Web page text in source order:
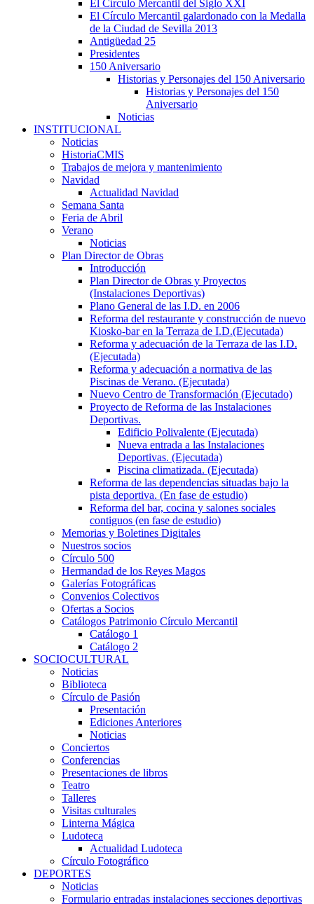
El Círculo Mercantil del Siglo XXI
El Círculo Mercantil galardonado con la Medalla
de la Ciudad de Sevilla 2013
Antigüedad 25
Presidentes
150 Aniversario
Historias y Personajes del 150 Aniversario
Historias y Personajes del 150
Aniversario
Noticias
INSTITUCIONAL
Noticias
HistoriaCMIS
Trabajos de mejora y mantenimiento
Navidad
Actualidad Navidad
Semana Santa
Feria de Abril
Verano
Noticias
Plan Director de Obras
Introducción
Plan Director de Obras y Proyectos
(Instalaciones Deportivas)
Plano General de las I.D. en 2006
Reforma del restaurante y construcción de nuevo
Kiosko-bar en la Terraza de I.D.(Ejecutada)
Reforma y adecuación de la Terraza de las I.D.
(Ejecutada)
Reforma y adecuación a normativa de las
Piscinas de Verano. (Ejecutada)
Nuevo Centro de Transformación (Ejecutado)
Proyecto de Reforma de las Instalaciones
Deportivas.
Edificio Polivalente (Ejecutada)
Nueva entrada a las Instalaciones
Deportivas. (Ejecutada)
Piscina climatizada. (Ejecutada)
Reforma de las dependencias situadas bajo la
pista deportiva. (En fase de estudio)
Reforma del bar, cocina y salones sociales
contiguos (en fase de estudio)
Memorias y Boletines Digitales
Nuestros socios
Círculo 500
Hermandad de los Reyes Magos
Galerías Fotográficas
Convenios Colectivos
Ofertas a Socios
Catálogos Patrimonio Círculo Mercantil
Catálogo 1
Catálogo 2
SOCIOCULTURAL
Noticias
Biblioteca
Círculo de Pasión
Presentación
Ediciones Anteriores
Noticias
Conciertos
Conferencias
Presentaciones de libros
Teatro
Talleres
Visitas culturales
Linterna Mágica
Ludoteca
Actualidad Ludoteca
Círculo Fotográfico
DEPORTES
Noticias
Formulario entradas instalaciones secciones deportivas